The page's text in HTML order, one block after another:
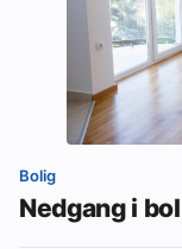
Bolig
Nedgang i